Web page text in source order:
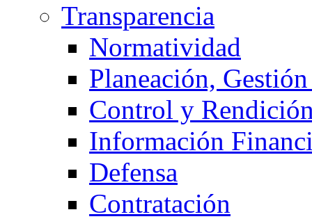
Transparencia
Normatividad
Planeación,
Control y
Información
Defensa
Contratación